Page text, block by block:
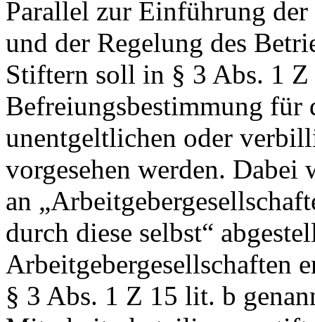
Parallel zur Einführung
und der Regelung des
Stiftern soll in § 3 Abs. 1
Befreiungsbestimmung für
unentgeltlichen oder
vorgesehen werden.
an
durch diese selbst“
Arbeitgebergesellschaften
§ 3 Abs. 1 Z 15 lit. b